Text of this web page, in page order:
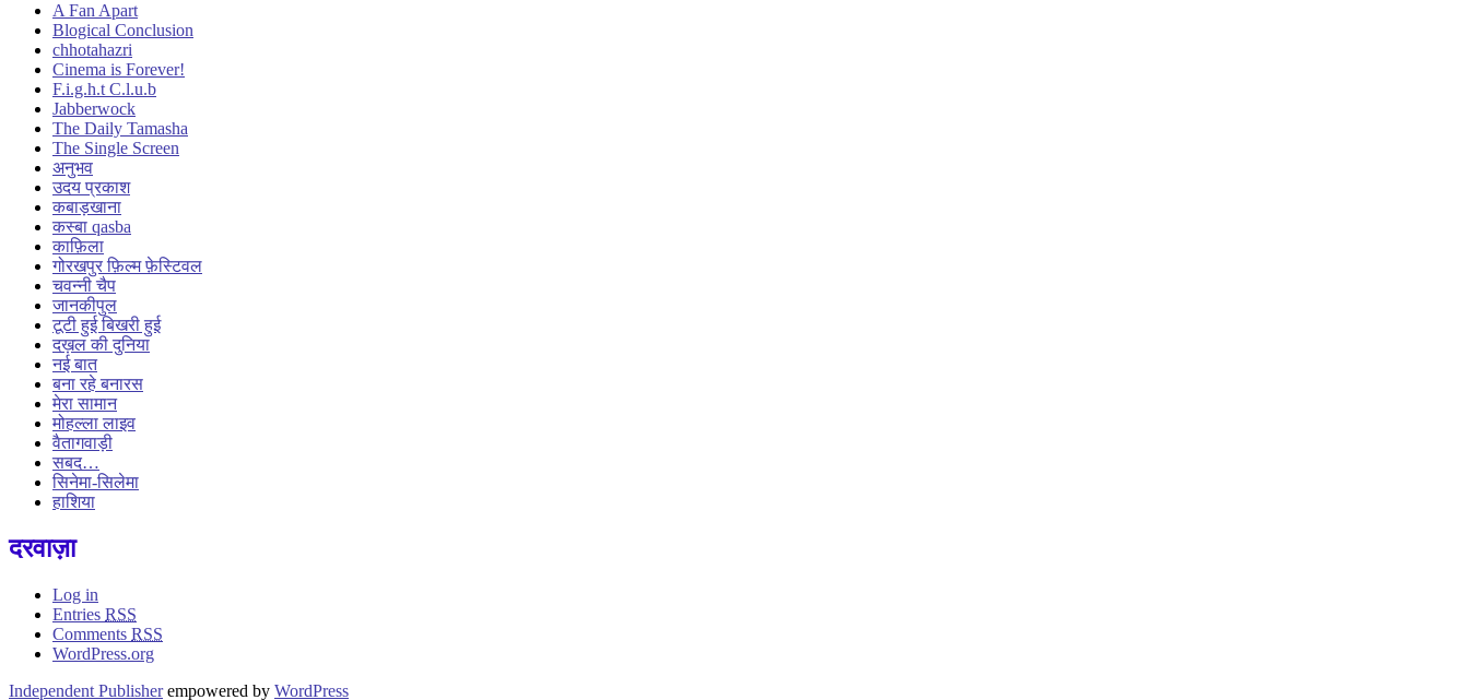
A Fan Apart
Blogical Conclusion
chhotahazri
Cinema is Forever!
F.i.g.h.t C.l.u.b
Jabberwock
The Daily Tamasha
The Single Screen
अनुभव
उदय प्रकाश
कबाड़खाना
कस्बा qasba
काफ़िला
गोरखपुर फ़िल्म फ़ेस्टिवल
चवन्नी चैप
जानकीपुल
टूटी हुई बिखरी हुई
दख़ल की दुनिया
नई बात
बना रहे बनारस
मेरा सामान
मोहल्ला लाइव
वैतागवाड़ी
सबद…
सिनेमा-सिलेमा
हाशिया
दरवाज़ा
Log in
Entries RSS
Comments RSS
WordPress.org
Independent Publisherempowered by WordPress